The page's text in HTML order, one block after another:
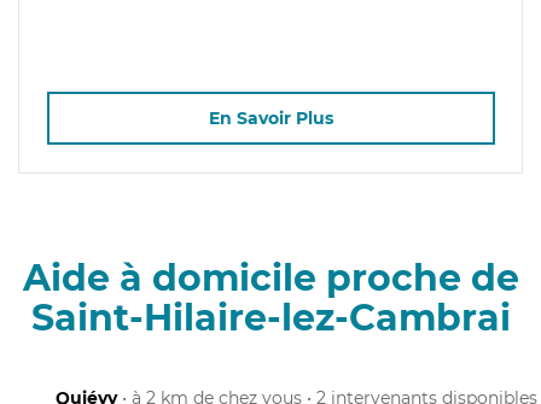
En Savoir Plus
Aide à domicile proche de
Saint-Hilaire-lez-Cambrai
Quiévy• à 2 km de chez vous • 2 intervenants disponibles